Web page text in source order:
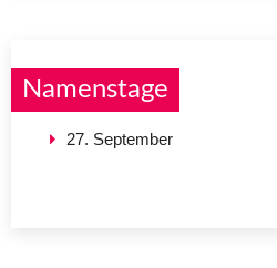
Namenstage
27. September